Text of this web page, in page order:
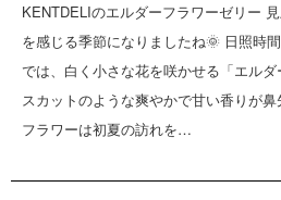
KENTDELIのエルダーフラワーゼリー
を感じる季節になりましたね🌞 日照時
では、白く小さな花を咲かせる「エル
スカットのような爽やかで甘い香りが
フラワーは初夏の訪れを…